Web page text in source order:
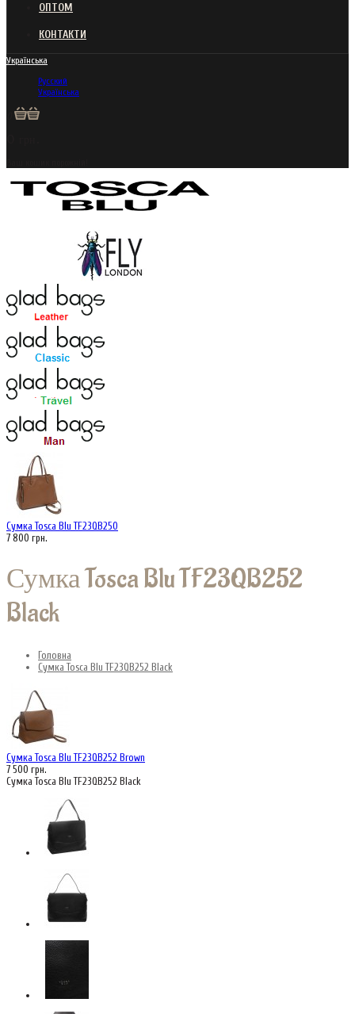
ОПТОМ
КОНТАКТИ
Українська
Русский
Українська
Сумка Tosca Blu TF23QB250
7 800 грн.
Сумка Tosca Blu TF23QB252
Black
Головна
Сумка Tosca Blu TF23QB252 Black
Сумка Tosca Blu TF23QB252 Brown
7 500 грн.
Сумка Tosca Blu TF23QB252 Black